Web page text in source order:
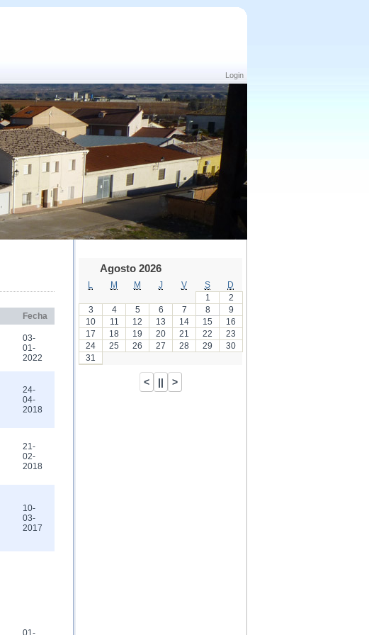
Login
Fecha
03-
01-
2022
24-
04-
2018
21-
02-
2018
10-
03-
2017
01-
Agosto 2026
M M J V S
D
1
2
3
4 5 6 7 8
9
10
11 12 13 14 15
16
17
18 19 20 21 22
23
24
25 26 27 28 29
30
31